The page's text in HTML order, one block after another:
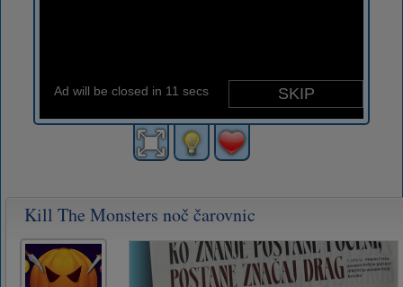
Kill The Monsters noč čarovnic